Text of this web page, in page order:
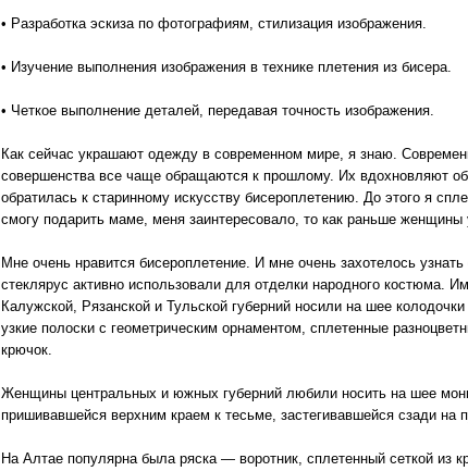
• Разработка эскиза по фотографиям, стилизация изображения.
• Изучение выполнения изображения в технике плетения из бисера.
• Четкое выполнение деталей, передавая точность изображения.
Как сейчас украшают одежду в современном мире, я знаю.
совершенства все чаще обращаются к прошлому. Их вдохновляют
обратилась к старинному искусству бисероплетению. До этого я
смогу подарить маме, меня заинтересовало, то как раньше
Мне очень нравится бисероплетение. И мне очень захотелось
стеклярус активно использовали для отделки народного
Калужской, Рязанской и Тульской губерний носили на шее
узкие полоски с геометрическим орнаментом, сплетенные
крючок.
Женщины центральных и южных губерний любили носить на шее
пришивавшейся верхним краем к тесьме, застегивавшейся сзади на
На Алтае популярна была ряска — воротник, сплетенный сеткой из